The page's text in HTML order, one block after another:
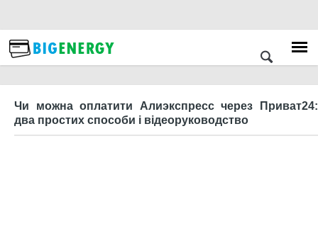
Чи можна оплатити Алиэкспресс через Приват24:
два простих способи і відеоруководство